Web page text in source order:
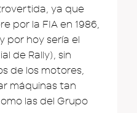
ya que
por la FIA en 1986,
por hoy sería el
de Rally), sin
de los motores,
máquinas tan
las del Grupo